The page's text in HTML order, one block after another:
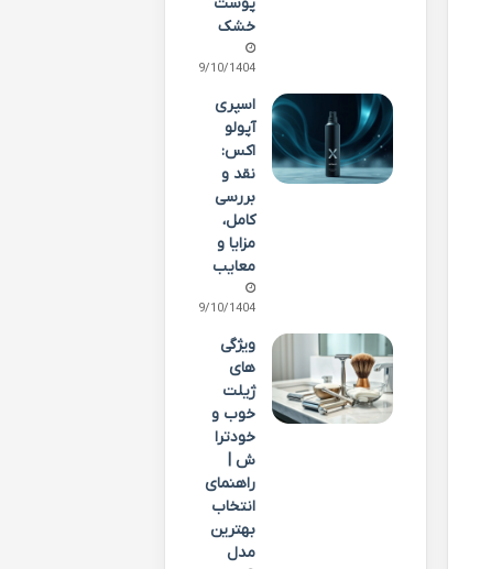
خشک
09/10/1404
اسپری
آپولو
اکس:
نقد و
بررسی
کامل،
مزایا و
معایب
09/10/1404
ویژگی
های
ژیلت
خوب و
خودترا
ش |
راهنمای
انتخاب
بهترین
مدل